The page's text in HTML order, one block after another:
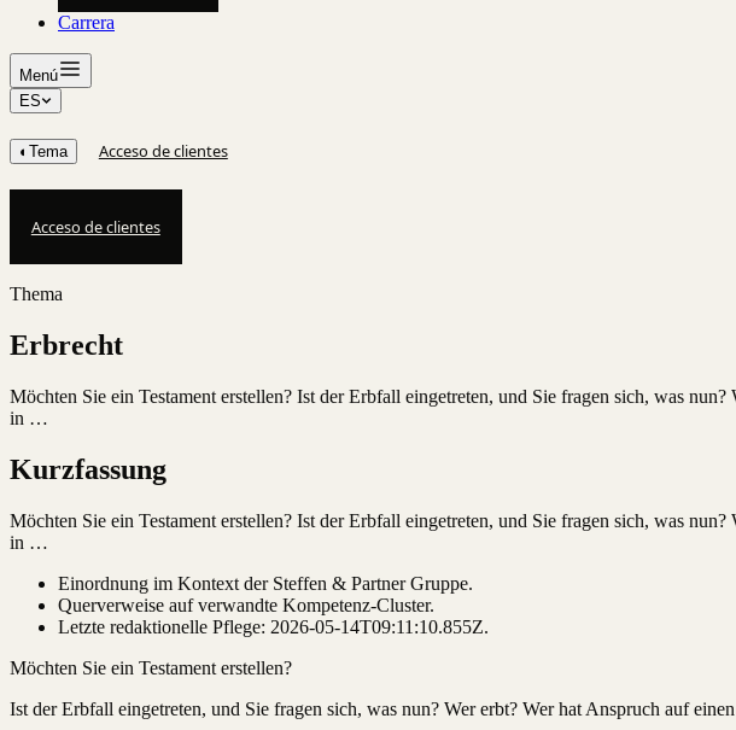
Carrera
Menú
ES
◐ Tema Acceso de clientes
Acceso de clientes
Thema
Erbrecht
Möchten Sie ein Testament erstellen? Ist der Erbfall eingetreten, und Sie fragen sich, was
in …
Kurzfassung
Möchten Sie ein Testament erstellen? Ist der Erbfall eingetreten, und Sie fragen sich, was
in …
Einordnung im Kontext der Steffen & Partner Gruppe.
Querverweise auf verwandte Kompetenz-Cluster.
Letzte redaktionelle Pflege: 2026-05-14T09:11:10.855Z.
Möchten Sie ein Testament erstellen?
Ist der Erbfall eingetreten, und Sie fragen sich, was nun? Wer erbt? Wer hat Anspruch auf